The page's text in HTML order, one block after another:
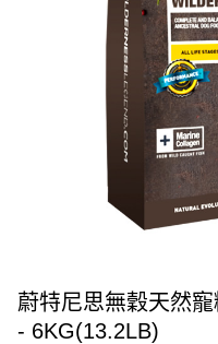
蔚特尼思無穀天然
- 6KG(13.2LB)